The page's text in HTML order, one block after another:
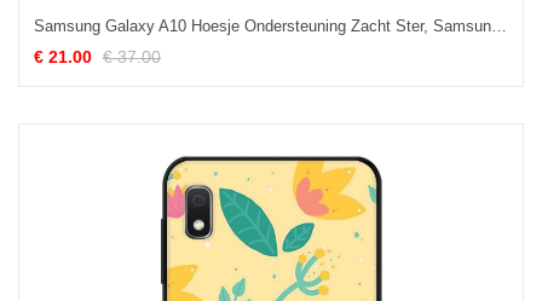
Samsung Galaxy A10 Hoesje Ondersteuning Zacht Ster, Samsung Galaxy A10 Hoesje Kaart Rood
€ 21.00 € 37.00